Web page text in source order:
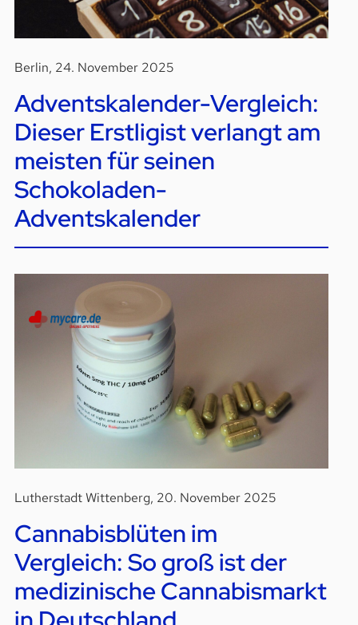
Berlin, 24. November 2025
Adventskalender-Vergleich:
Dieser Erstligist verlangt am
meisten für seinen
Schokoladen-
Adventskalender
Lutherstadt Wittenberg, 20. November 2025
Cannabisblüten im
Vergleich: So groß ist der
medizinische Cannabismarkt